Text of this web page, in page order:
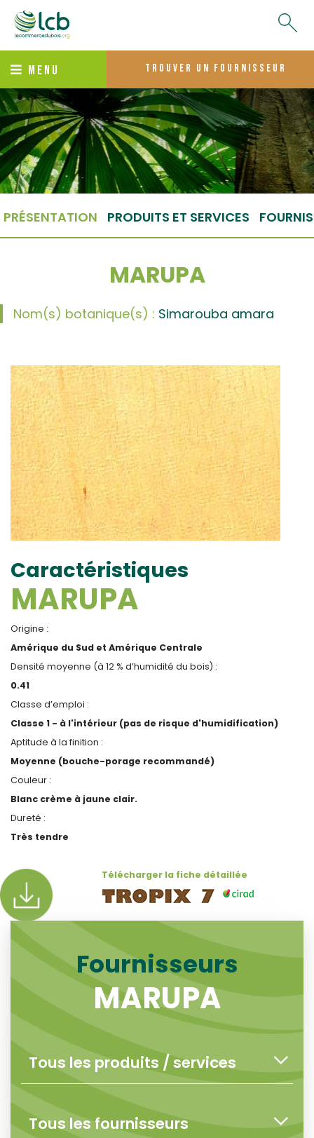
MENU trouver un fournisseur
PRÉSENTATION PRODUITS ET SERVICES
MARUPA
Nom(s) botanique(s) : Simarouba amara
Caractéristiques
MARUPA
Origine :
Amérique du Sud et Amérique Centrale
Densité moyenne (à 12 % d’humidité du bois) :
0.41
Classe d’emploi :
Classe 1 - à l'intérieur (pas de risque d'humidification)
Aptitude à la finition :
Moyenne (bouche-porage recommandé)
Couleur :
Blanc crème à jaune clair.
Dureté :
Très tendre
Télécharger la fiche détaillée
Fournisseurs
MARUPA